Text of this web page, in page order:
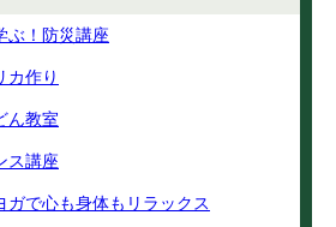
ぶ！防災講座
カ作り
ん教室
ス講座
で心も身体もリラックス